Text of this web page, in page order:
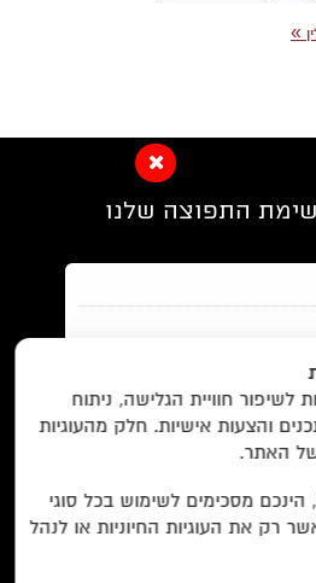
»
התפוצה שלנו
והצטרפות למאגר הלקוחות וקבלת
זה בלבד (לא ספאם)
על לוקוס/ הסדרות/
קשר/
לשיפור חוויית הגלישה, ניתוח
והצעות אישיות. חלק מהעוגיות
של האתר.
, הינכם מסכימים לשימוש בכל סוגי
רק את העוגיות החיוניות או לנהל